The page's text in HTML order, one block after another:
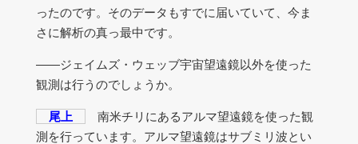
ったのです。そのデータもすでに届いていて、今ま
さに解析の真っ最中です。
――ジェイムズ・ウェッブ宇宙望遠鏡以外を使った
観測は行うのでしょうか。
尾上
南米チリにあるアルマ望遠鏡を使った観
測を行っています。アルマ望遠鏡はサブミリ波とい